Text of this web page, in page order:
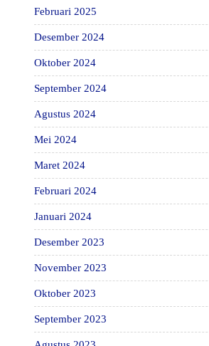
Februari 2025
Desember 2024
Oktober 2024
September 2024
Agustus 2024
Mei 2024
Maret 2024
Februari 2024
Januari 2024
Desember 2023
November 2023
Oktober 2023
September 2023